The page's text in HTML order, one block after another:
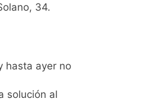
34.
hasta ayer no
solución al